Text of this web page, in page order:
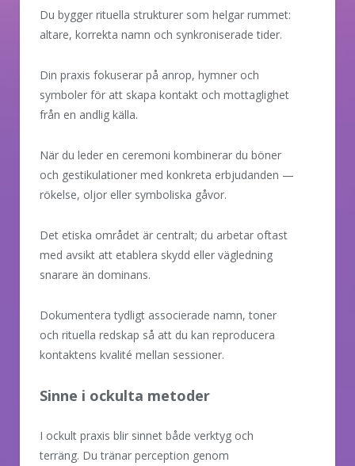
Du bygger rituella strukturer som helgar rummet:
altare, korrekta namn och synkroniserade tider.
Din praxis fokuserar på anrop, hymner och
symboler för att skapa kontakt och mottaglighet
från en andlig källa.
När du leder en ceremoni kombinerar du böner
och gestikulationer med konkreta erbjudanden —
rökelse, oljor eller symboliska gåvor.
Det etiska området är centralt; du arbetar oftast
med avsikt att etablera skydd eller vägledning
snarare än dominans.
Dokumentera tydligt associerade namn, toner
och rituella redskap så att du kan reproducera
kontaktens kvalité mellan sessioner.
Sinne i ockulta metoder
I ockult praxis blir sinnet både verktyg och
terräng. Du tränar perception genom